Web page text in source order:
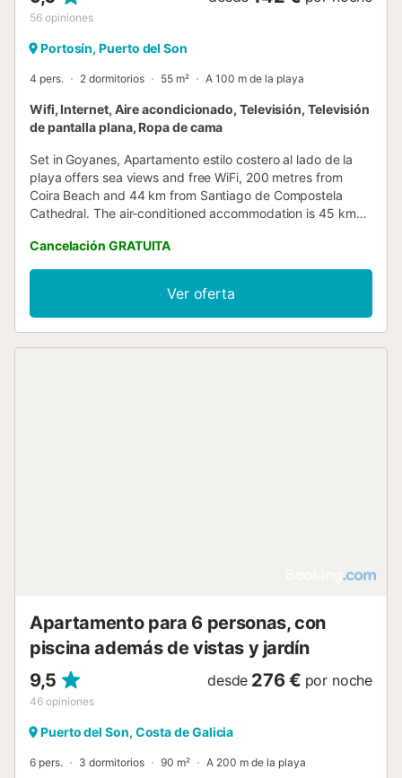
56 opiniones
Portosín, Puerto del Son
4 pers. 2 dormitorios 55 m² A 100 m de la playa
Wifi, Internet, Aire acondicionado, Televisión, Televisión
de pantalla plana, Ropa de cama
Set in Goyanes, Apartamento estilo costero al lado de la
playa offers sea views and free WiFi, 200 metres from
Coira Beach and 44 km from Santiago de Compostela
Cathedral. The air-conditioned accommodation is 45 km
Cancelación GRATUITA
Ver oferta
Apartamento para 6 personas, con
piscina además de vistas y jardín
9,5
46 opiniones
desde 276 € por noche
Puerto del Son, Costa de Galicia
6 pers. 3 dormitorios 90 m² A 200 m de la playa